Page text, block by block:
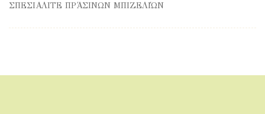
ΣΠΕΣΙΑΛΙΤΈ ΠΡΆΣΙΝΩΝ ΜΠΙΖΕΛΙΏΝ